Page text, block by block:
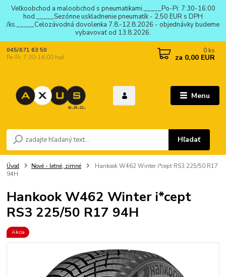
Veľkoobchod a maloobchod s pneumatikami._____Po-Pi: 7:30-16:00
hod._____Sezónne uskladnenie pneumatík - 2,50 EUR s DPH
/ks._____Celozávodná dovolenka 7.8.-12.8.2026 - objednávky budeme
vybavovať od 13.8.2026.
Menu
Hľadať
045/671 63 50
Po-Pi: 7:30-16:00 hod.
0 ks
za 0,00 EUR
Úvod Nové - letné, zimné
Hankook W462 Winter i*cept RS3 225/50 R17
94H
Hankook W462 Winter i*cept
RS3 225/50 R17 94H
Akcia